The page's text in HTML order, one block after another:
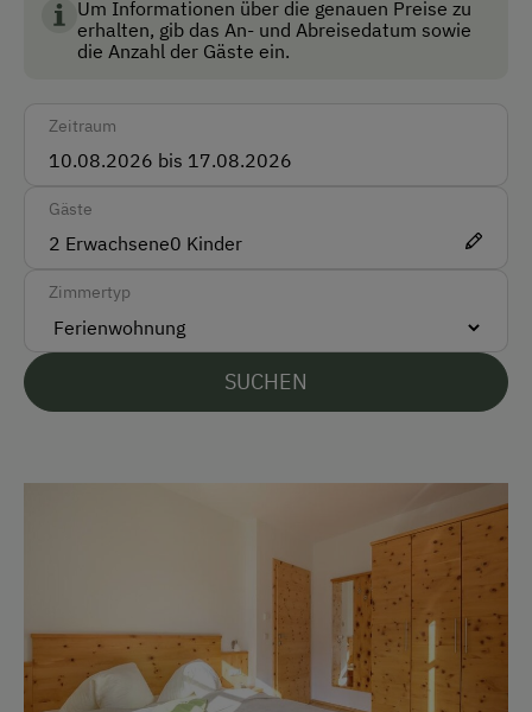
Anfahrtsmöglichkeiten
Auto
Taxi
Akzeptierte Zahlungsmittel
Überweisung / SEPA
Vor Ort gesprochene Sprachen
Am Betrieb
Garten/Wiese
Um Informationen über die genauen Preise zu
erhalten, gib das An- und Abreisedatum sowie
die Anzahl der Gäste ein.
Zeitraum
Gäste
2 Erwachsene0 Kinder
Zimmertyp
SUCHEN